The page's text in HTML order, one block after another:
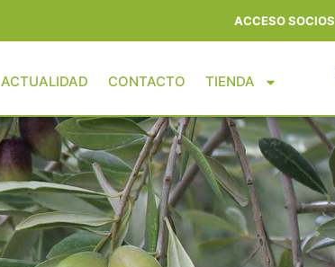
ACCESO SOCIOS
ACTUALIDAD CONTACTO TIENDA